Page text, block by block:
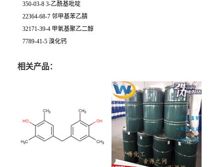
350-03-8 3-乙酰基吡啶
22364-68-7 邻甲基苯乙腈
32171-39-4 甲氧基聚乙二醇
7789-41-5 溴化钙
相关产品：